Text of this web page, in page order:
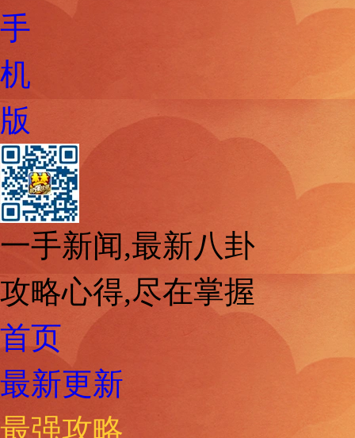
手
机
版
一手新闻,最新八卦
攻略心得,尽在掌握
首页
最新更新
最强攻略